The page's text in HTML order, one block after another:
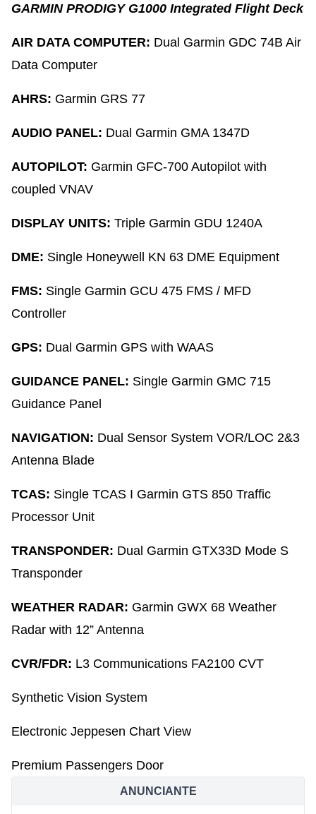
GARMIN PRODIGY G1000 Integrated Flight Deck
AIR DATA COMPUTER: Dual Garmin GDC 74B Air
Data Computer
AHRS: Garmin GRS 77
AUDIO PANEL: Dual Garmin GMA 1347D
AUTOPILOT: Garmin GFC-700 Autopilot with
coupled VNAV
DISPLAY UNITS: Triple Garmin GDU 1240A
DME: Single Honeywell KN 63 DME Equipment
FMS: Single Garmin GCU 475 FMS / MFD
Controller
GPS: Dual Garmin GPS with WAAS
GUIDANCE PANEL: Single Garmin GMC 715
Guidance Panel
NAVIGATION: Dual Sensor System VOR/LOC 2&3
Antenna Blade
TCAS: Single TCAS I Garmin GTS 850 Traffic
Processor Unit
TRANSPONDER: Dual Garmin GTX33D Mode S
Transponder
WEATHER RADAR: Garmin GWX 68 Weather
Radar with 12” Antenna
CVR/FDR: L3 Communications FA2100 CVT
Synthetic Vision System
Electronic Jeppesen Chart View
Premium Passengers Door
ANUNCIANTE